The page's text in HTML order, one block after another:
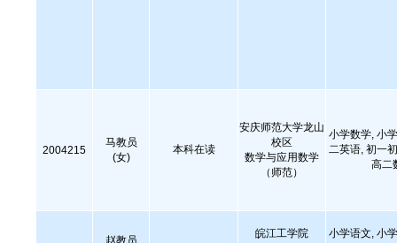
2004215
马教员
(女)
本科在读
安庆师范大学龙山
校区
数学与应用数学
（师范）
小学数学, 小
二英语, 初一
高二
赵教员
皖江工学院
小学语文, 小